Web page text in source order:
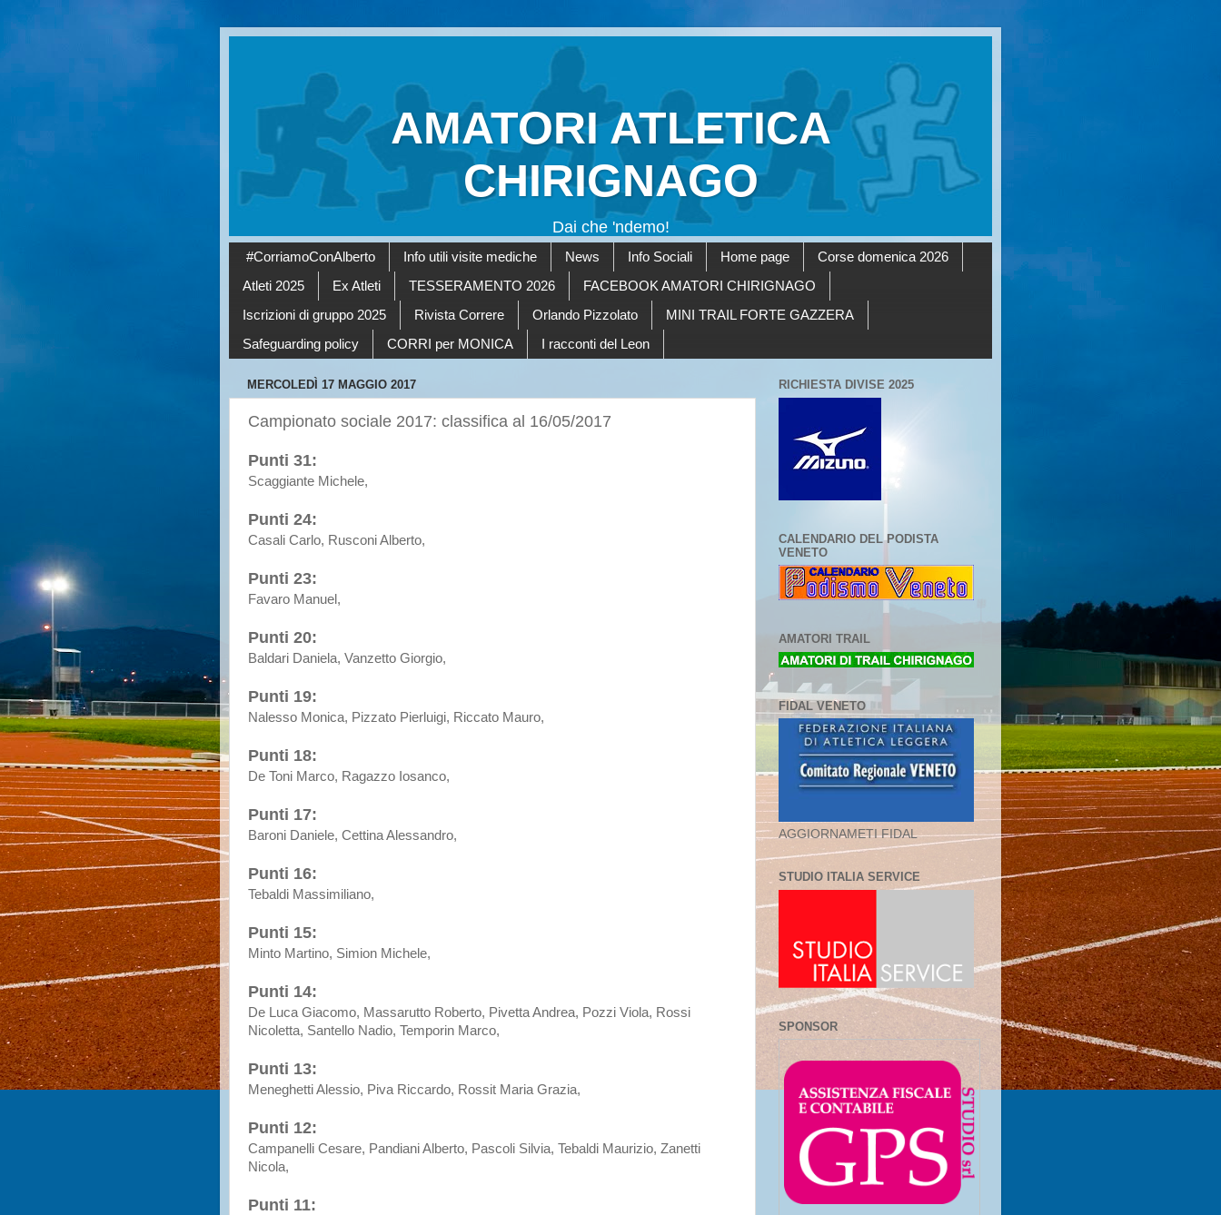
AMATORI ATLETICA
CHIRIGNAGO
Dai che 'ndemo!
#CorriamoConAlberto Info utili visite mediche News Info Sociali Home page
Corse domenica 2026
Atleti 2025
Ex Atleti TESSERAMENTO 2026
FACEBOOK AMATORI CHIRIGNAGO
Iscrizioni di gruppo 2025
Rivista Correre Orlando Pizzolato
MINI TRAIL FORTE GAZZERA
Safeguarding policy
CORRI per MONICA I racconti del Leon
MERCOLEDÌ 17 MAGGIO 2017
Campionato sociale 2017: classifica al 16/05/2017
Punti 31:
Scaggiante Michele,
Punti 24:
Casali Carlo, Rusconi Alberto,
Punti 23:
Favaro Manuel,
Punti 20:
Baldari Daniela, Vanzetto Giorgio,
Punti 19:
Nalesso Monica, Pizzato Pierluigi, Riccato Mauro,
Punti 18:
De Toni Marco, Ragazzo Iosanco,
Punti 17:
Baroni Daniele, Cettina Alessandro,
Punti 16:
Tebaldi Massimiliano,
Punti 15:
Minto Martino, Simion Michele,
Punti 14:
De Luca Giacomo, Massarutto Roberto, Pivetta Andrea, Pozzi Viola, Rossi
Nicoletta, Santello Nadio, Temporin Marco,
Punti 13:
Meneghetti Alessio, Piva Riccardo, Rossit Maria Grazia,
Punti 12:
Campanelli Cesare, Pandiani Alberto, Pascoli Silvia, Tebaldi Maurizio, Zanetti
Nicola,
Punti 11:
RICHIESTA DIVISE 2025
CALENDARIO DEL PODISTA
VENETO
AMATORI TRAIL
FIDAL VENETO
AGGIORNAMETI FIDAL
STUDIO ITALIA SERVICE
SPONSOR